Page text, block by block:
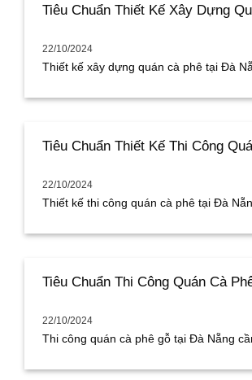
Tiêu Chuẩn Thiết Kế Xây Dựng
22/10/2024
Thiết kế xây dựng quán cà phê tại Đà
Tiêu Chuẩn Thiết Kế Thi Công
22/10/2024
Thiết kế thi công quán cà phê tại Đà
Tiêu Chuẩn Thi Công Quán Cà
22/10/2024
Thi công quán cà phê gỗ tại Đà Nẵng